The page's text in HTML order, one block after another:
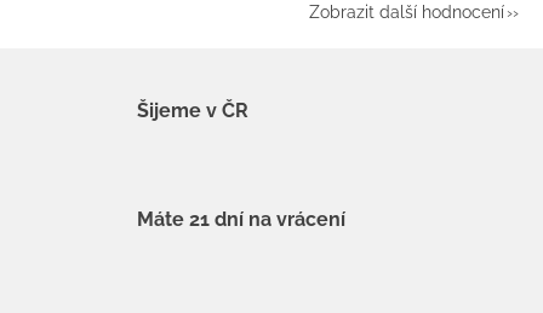
Zobrazit další hodnocení
Šijeme v ČR
Máte 21 dní na vrácení